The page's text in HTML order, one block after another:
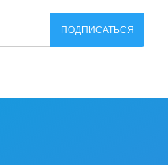
ПОДПИСАТЬСЯ